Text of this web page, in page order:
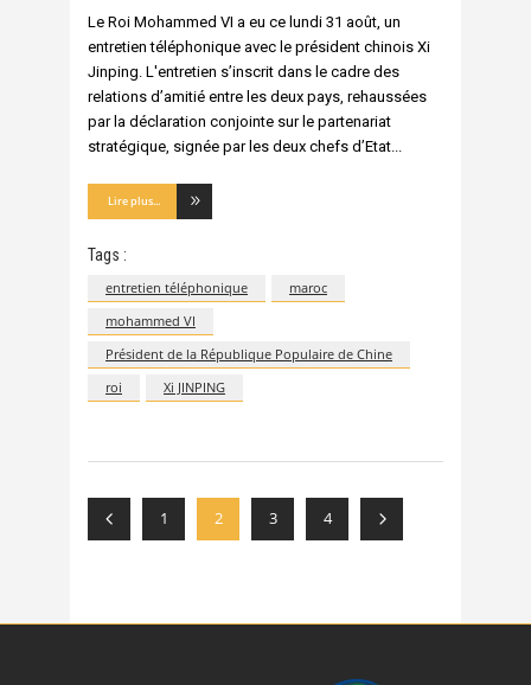
Le Roi Mohammed VI a eu ce lundi 31 août, un
entretien téléphonique avec le président chinois Xi
Jinping. L'entretien s’inscrit dans le cadre des
relations d’amitié entre les deux pays, rehaussées
par la déclaration conjointe sur le partenariat
stratégique, signée par les deux chefs d’Etat
Lire plus...
Tags :
entretien téléphonique
maroc
mohammed VI
Président de la République Populaire de Chine
roi
Xi JINPING
1 2 3 4